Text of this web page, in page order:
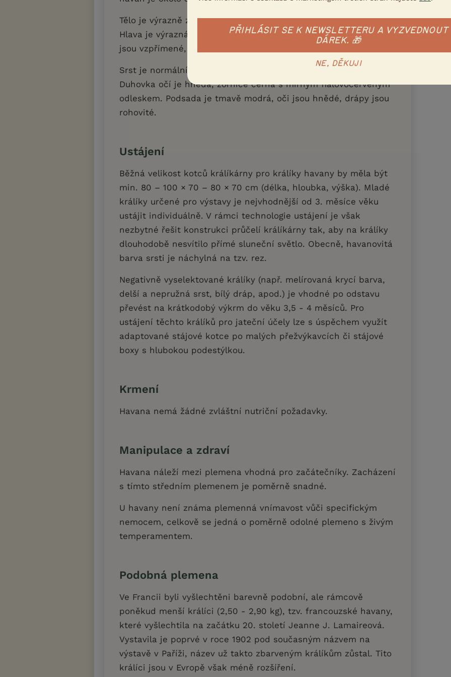
Tělo je výrazně zavalité, válcovitého tvaru, rovnoměrně osvalené.
Hlava je výrazná, široká v čele i nose, s plnými skráněmi. Uši
jsou vzpřímené, pevné a měří 10,0 - 12,0 cm.
Srst je normální. Barva srsti je sytě hnědá (tmavě čokoládová).
Duhovka očí je hnědá, zornice černá s mírným fialovočerveným
odleskem. Podsada je tmavě modrá, oči jsou hnědé, drápy jsou
rohovité.
Ustájení
Běžná velikost kotců králíkárny pro králíky havany by měla být
min. 80 – 100 × 70 – 80 × 70 cm (délka, hloubka, výška). Mladé
králíky určené pro výstavy je nejvhodnější od 3. měsíce věku
ustájit individuálně. V rámci technologie ustájení je však
nezbytné řešit konstrukci průčelí králíkárny tak, aby na králíky
dlouhodobě nesvítilo přímé sluneční světlo. Obecně, havanovitá
barva srsti je náchylná na tzv. rez.
Negativně vyselektované králíky (např. melírovaná krycí barva,
delší a nepružná srst, bílý dráp, apod.) je vhodné po odstavu
převést na krátkodobý výkrm do věku 3,5 - 4 měsíců. Pro
ustájení těchto králíků pro jateční účely lze s úspěchem využít
adaptované stájové kotce po malých přežvýkavcích či stájové
boxy s hlubokou podestýlkou.
Krmení
Havana nemá žádné zvláštní nutriční požadavky.
Manipulace a zdraví
Havana náleží mezi plemena vhodná pro začátečníky. Zacházení
s tímto středním plemenem je poměrně snadné.
U havany není známa plemenná vnímavost vůči specifickým
nemocem, celkově se jedná o poměrně odolné plemeno s živým
temperamentem.
Podobná plemena
Ve Francii byli vyšlechtěni barevně podobní, ale rámcově
poněkud menší králíci (2,50 - 2,90 kg), tzv. francouzské havany,
které vyšlechtila na začátku 20. století Jeanne J. Lamaireová.
Vystavila je poprvé v roce 1902 pod současným názvem na
výstavě v Paříži, název už takto zbarveným králíkům zůstal. Tito
králíci jsou v Evropě však méně rozšíření.
PŘIHLÁSIT SE K NEWSLETTERU A VYZVEDNOUT
DÁREK. 🎁
NE, DĚKUJI